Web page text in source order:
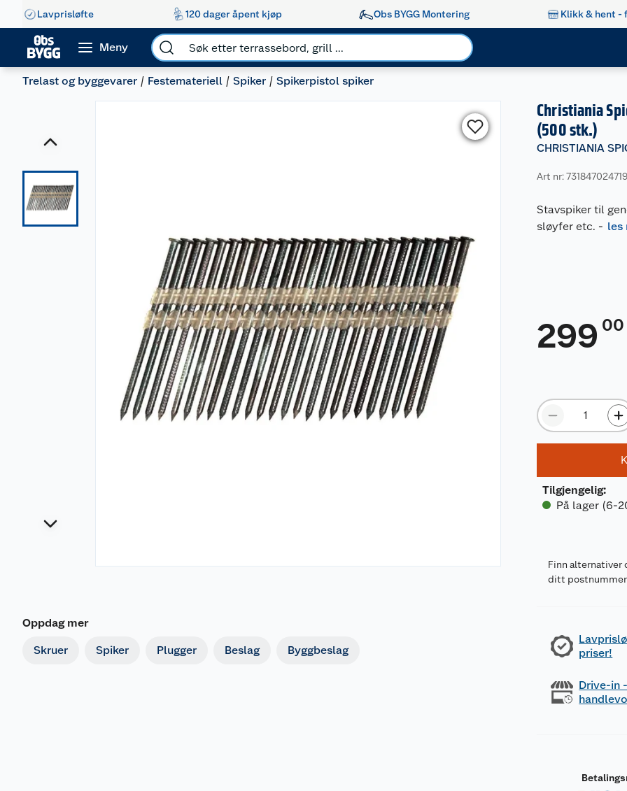
Lavprisløfte 120 dager åpent kjøp Obs BYGG Montering Klikk & hent -
Meny
Trelast og byggevarer Festemateriell Spiker Spikerpistol spiker
Oppdag mer
Skruer Spiker Plugger Beslag Byggbeslag
Christiania
(500 stk.)
CHRISTIANIA
Art nr:
Stavspiker til
sløyfer etc. - les
299 00
Tilgjengelig:
På lager (6-
Finn alternativer
ditt postnummer
priser!
Drive-in